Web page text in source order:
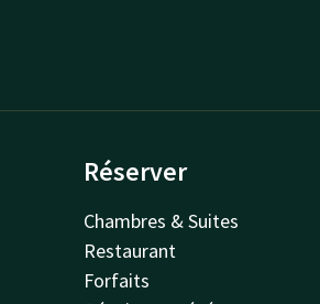
Réserver
Chambres & Suites
Restaurant
Forfaits